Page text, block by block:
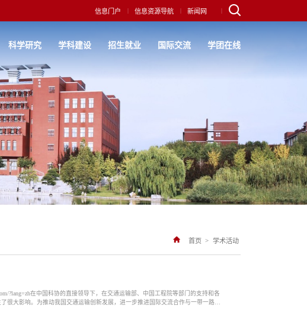
信息门户 信息资源导航 新闻网
科学研究 学科建设 招生就业 国际交流 学团在线
首页 > 学术活动
?lang=zh在中国科协的直接领导下，在交通运输部、中国工程院等部门的支持和各
很大影响。为推动我国交通运输创新发展，进一步推进国际交流合作与一带一路交